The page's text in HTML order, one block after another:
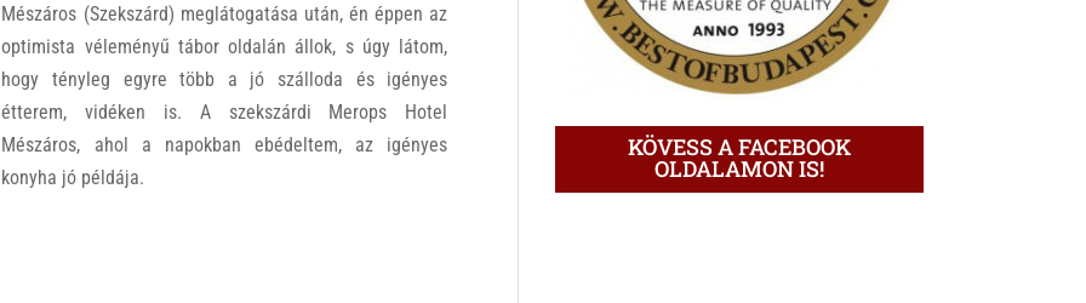
Mészáros (Szekszárd) meglátogatása után, én éppen az
optimista véleményű tábor oldalán állok, s úgy látom,
hogy tényleg egyre több a jó szálloda és igényes
étterem, vidéken is. A szekszárdi Merops Hotel
Mészáros, ahol a napokban ebédeltem, az igényes
konyha jó példája.
KÖVESS A FACEBOOK
OLDALAMON IS!